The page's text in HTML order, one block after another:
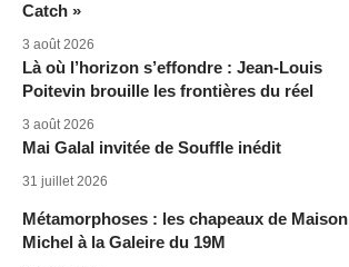
Catch »
3 août 2026
Là où l’horizon s’effondre : Jean-Louis
Poitevin brouille les frontières du réel
3 août 2026
Mai Galal invitée de Souffle inédit
31 juillet 2026
Métamorphoses : les chapeaux de Maison
Michel à la Galeire du 19M